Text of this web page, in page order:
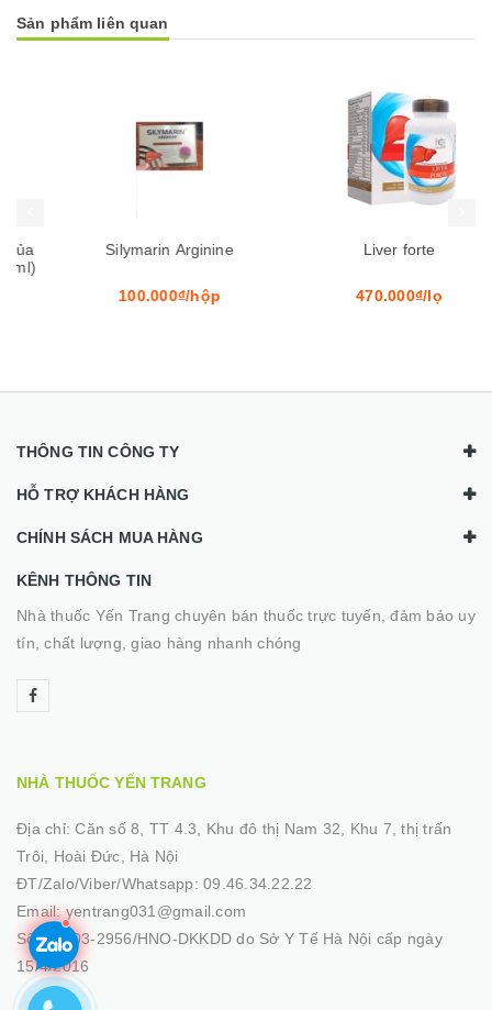
Sản phẩm liên quan
Silymarin Arginine
100.000₫/hộp
Liver forte
470.000₫/lọ
THÔNG TIN CÔNG TY
HỖ TRỢ KHÁCH HÀNG
CHÍNH SÁCH MUA HÀNG
KÊNH THÔNG TIN
Nhà thuốc Yến Trang chuyên bán thuốc trực tuyến, đảm bảo uy
tín, chất lượng, giao hàng nhanh chóng
NHÀ THUỐC YẾN TRANG
Địa chỉ:Căn số 8, TT 4.3, Khu đô thị Nam 32, Khu 7, thị trấn
Trôi, Hoài Đức, Hà Nội
ĐT/Zalo/Viber/Whatsapp: 09.46.34.22.22
Email:yentrang031@gmail.com
Số GP:03-2956/HNO-DKKDD do Sở Y Tế Hà Nội cấp ngày
15/4/2016